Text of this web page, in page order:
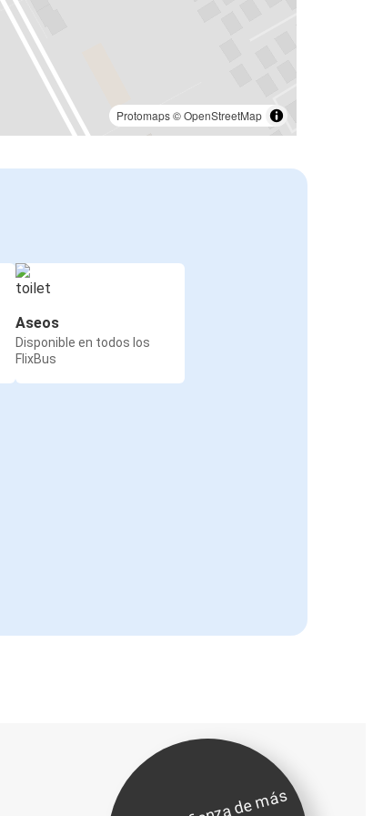
Protomaps©OpenStreetMap
Aseos
Disponible en todos los
FlixBus